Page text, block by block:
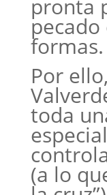
pronta
formas.
Por
toda
(a lo